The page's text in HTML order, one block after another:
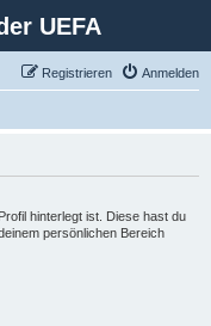
UEFA
Anmelden
Registrieren
hinterlegt ist. Diese hast du
persönlichen Bereich